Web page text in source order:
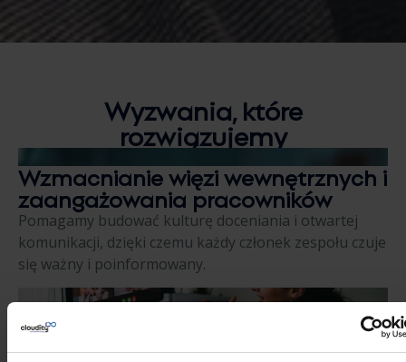
Wyzwania, które
rozwiązujemy
Wzmacnianie więzi wewnętrznych i
zaangażowania pracowników
Pomagamy budować kulturę doceniania i otwartej
komunikacji, dzięki czemu każdy członek zespołu czuje
się ważny i poinformowany.
Zapewnienie spójnej i inkluzywnej
komunikacji w całej firmie